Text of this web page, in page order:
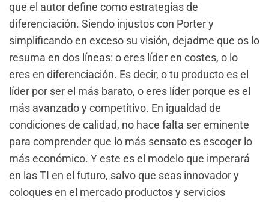
que el autor define como estrategias de
diferenciación. Siendo injustos con Porter y
simplificando en exceso su visión, dejadme que os lo
resuma en dos líneas: o eres líder en costes, o lo
eres en diferenciación. Es decir, o tu producto es el
líder por ser el más barato, o eres líder porque es el
más avanzado y competitivo. En igualdad de
condiciones de calidad, no hace falta ser eminente
para comprender que lo más sensato es escoger lo
más económico. Y este es el modelo que imperará
en las TI en el futuro, salvo que seas innovador y
coloques en el mercado productos y servicios